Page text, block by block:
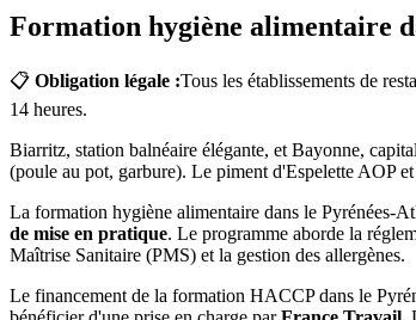
Formation hygiène alimentaire
📋 Obligation légale :Tous les établissements de
14 heures.
Biarritz, station balnéaire élégante, et Bayonne,
(poule au pot, garbure). Le piment d'Espelette AOP
La formation hygiène alimentaire dans le Pyrénées-
de mise en pratique. Le programme aborde la
Maîtrise Sanitaire (PMS) et la gestion des allergènes.
Le financement de la formation HACCP dans le